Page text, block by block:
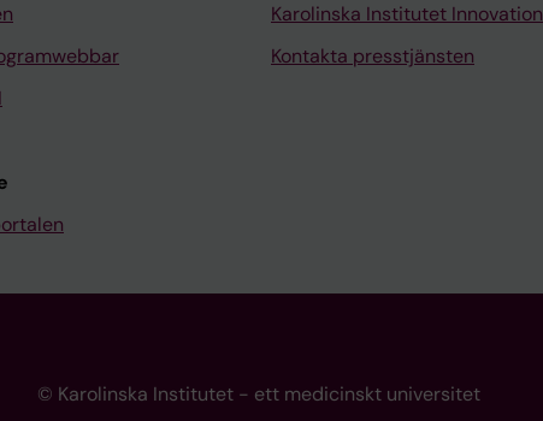
Karolinska Institutet Innovation
Kontakta presstjänsten
© Karolinska Institutet - ett medicinskt universitet